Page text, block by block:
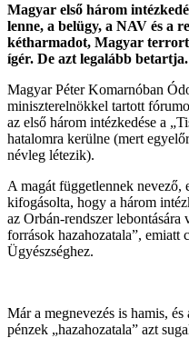
Magyar első három
lenne, a belügy, a NAV és a
kétharmadot, Magyar
ígér. De azt legalább betartja.
Magyar Péter Komarnóban
miniszterelnökkel tartott
az első három intézkedése a
hatalomra kerülne (mert
névleg létezik).
A magát függetlennek nevező,
kifogásolta, hogy a három
az Orbán-rendszer
források hazahozatala”, emiatt
Ügyészséghez.
Már a megnevezés is hamis,
pénzek „hazahozatala” azt